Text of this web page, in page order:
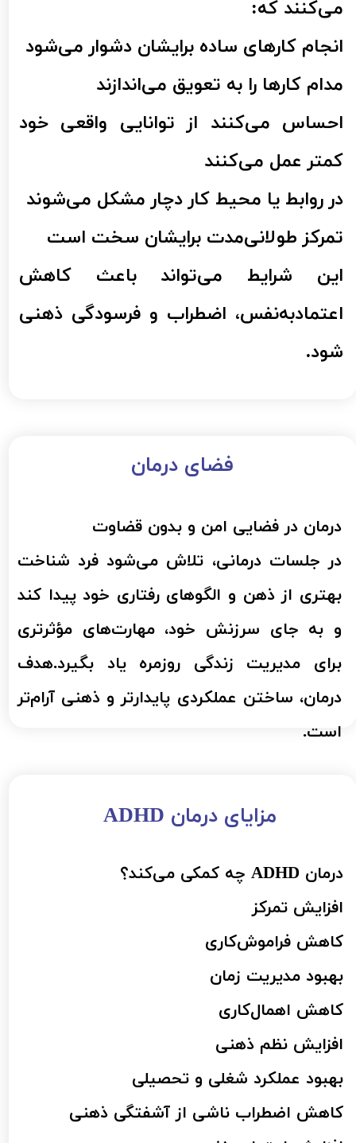
می‌کنند که:
انجام کارهای ساده برایشان دشوار می‌شود
مدام کارها را به تعویق می‌اندازند
احساس می‌کنند از توانایی واقعی خود
کمتر عمل می‌کنند
در روابط یا محیط کار دچار مشکل می‌شوند
تمرکز طولانی‌مدت برایشان سخت است
​​​​​​​این شرایط می‌تواند باعث کاهش
اعتمادبه‌نفس، اضطراب و فرسودگی ذهنی
شود.
فضای درمان​​​​​​​
درمان در فضایی امن و بدون قضاوت
​​​​​​​در جلسات درمانی، تلاش می‌شود فرد شناخت
بهتری از ذهن و الگوهای رفتاری خود پیدا کند
و به جای سرزنش خود، مهارت‌های مؤثرتری
برای مدیریت زندگی روزمره یاد بگیرد.هدف
درمان، ساختن عملکردی پایدارتر و ذهنی آرام‌تر
است.
مزایای درمان ADHD​​​​​​​
درمان ADHD چه کمکی می‌کند؟
افزایش تمرکز
کاهش فراموش‌کاری
بهبود مدیریت زمان
کاهش اهمال‌کاری
افزایش نظم ذهنی
بهبود عملکرد شغلی و تحصیلی
کاهش اضطراب ناشی از آشفتگی ذهنی